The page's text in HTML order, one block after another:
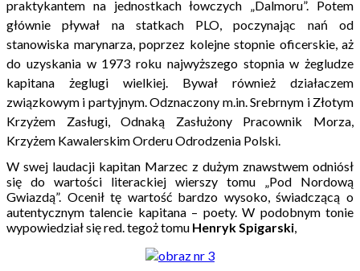
praktykantem na jednostkach łowczych „Dalmoru”. Potem
głównie pływał na statkach PLO, poczynając nań od
stanowiska marynarza, poprzez kolejne stopnie oficerskie, aż
do uzyskania w 1973 roku najwyższego stopnia w żegludze
kapitana żeglugi wielkiej. Bywał również działaczem
związkowym i partyjnym. Odznaczony m.in. Srebrnym i Złotym
Krzyżem Zasługi, Odnaką Zasłużony Pracownik Morza,
Krzyżem Kawalerskim Orderu Odrodzenia Polski.
W swej laudacji kapitan Marzec z dużym znawstwem odniósł
się do wartości literackiej wierszy tomu „Pod Nordową
Gwiazdą”. Ocenił tę wartość bardzo wysoko, świadczącą o
autentycznym talencie kapitana – poety. W podobnym tonie
wypowiedział się red. tegoż tomu Henryk Spigarski,